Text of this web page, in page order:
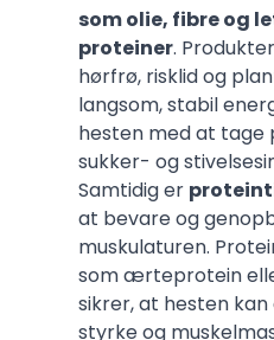
som olie, fibre og
proteiner.
hørfrø, risklid og
langsom, stabil
hesten med at tage
sukker- og
Samtidig er
at bevare og
muskulaturen.
som ærteprotein
sikrer, at hesten
styrke og